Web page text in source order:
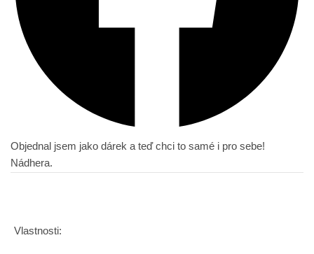
Objednal jsem jako dárek a teď chci to samé i pro sebe!
Nádhera.
Vlastnosti: